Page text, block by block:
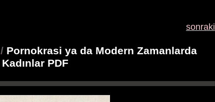
sonraki
/Pornokrasi ya da Modern Zamanlarda
Kadınlar PDF